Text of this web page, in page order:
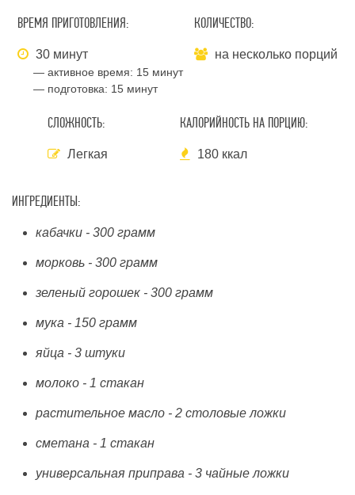
ВРЕМЯ ПРИГОТОВЛЕНИЯ:
30 минут
— активное время: 15 минут
— подготовка: 15 минут
КОЛИЧЕСТВО:
на несколько порций
СЛОЖНОСТЬ:
Легкая
КАЛОРИЙНОСТЬ НА ПОРЦИЮ:
180 ккал
ИНГРЕДИЕНТЫ:
кабачки - 300 грамм
морковь - 300 грамм
зеленый горошек - 300 грамм
мука - 150 грамм
яйца - 3 штуки
молоко - 1 стакан
растительное масло - 2 столовые ложки
сметана - 1 стакан
универсальная приправа - 3 чайные ложки